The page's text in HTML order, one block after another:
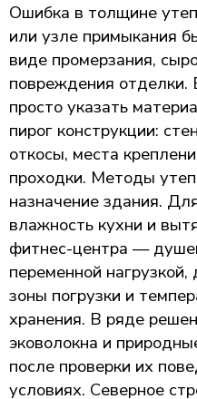
Ошибка в толщине
или узле примыкания
виде промерзания,
повреждения отделки.
просто указать
пирог конструкции:
откосы, места
проходки. Методы
назначение здания.
влажность кухни и
фитнес-центра —
переменной
зоны погрузки и
хранения. В ряде
эковолокна и
после проверки их
условиях. Северное